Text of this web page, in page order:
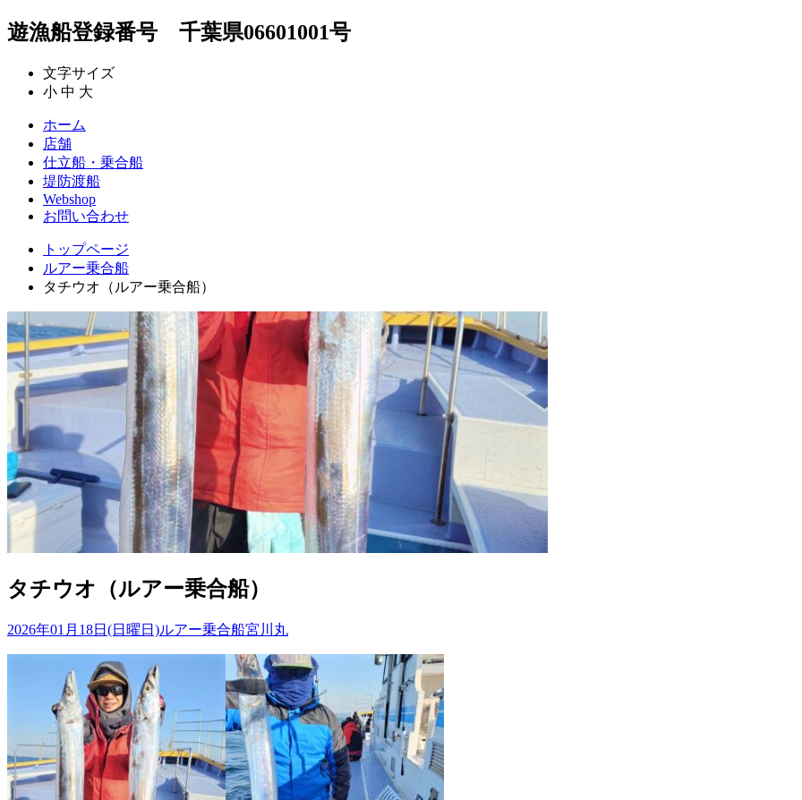
遊漁船登録番号 千葉県06601001号
文字サイズ
小 中 大
ホーム
店舗
仕立船・乗合船
堤防渡船
Webshop
お問い合わせ
トップページ
ルアー乗合船
タチウオ（ルアー乗合船）
タチウオ（ルアー乗合船）
2026年01月18日(日曜日)ルアー乗合船宮川丸